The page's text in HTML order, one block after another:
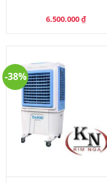
6.500.000₫
-38%